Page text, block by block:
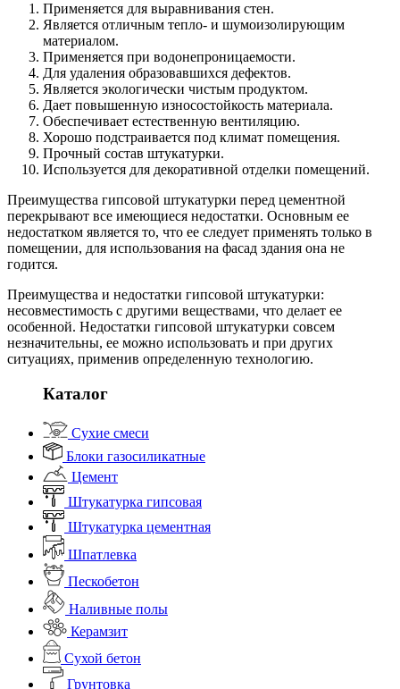
Применяется для выравнивания стен.
Является отличным тепло- и шумоизолирующим
материалом.
Применяется при водонепроницаемости.
Для удаления образовавшихся дефектов.
Является экологически чистым продуктом.
Дает повышенную износостойкость материала.
Обеспечивает естественную вентиляцию.
Хорошо подстраивается под климат помещения.
Прочный состав штукатурки.
Используется для декоративной отделки помещений.
Преимущества гипсовой штукатурки перед цементной
перекрывают все имеющиеся недостатки. Основным ее
недостатком является то, что ее следует применять только в
помещении, для использования на фасад здания она не
годится.
Преимущества и недостатки гипсовой штукатурки:
несовместимость с другими веществами, что делает ее
особенной. Недостатки гипсовой штукатурки совсем
незначительны, ее можно использовать и при других
ситуациях, применив определенную технологию.
Каталог
Сухие смеси
Блоки газосиликатные
Цемент
Штукатурка гипсовая
Штукатурка цементная
Шпатлевка
Пескобетон
Наливные полы
Керамзит
Сухой бетон
Грунтовка